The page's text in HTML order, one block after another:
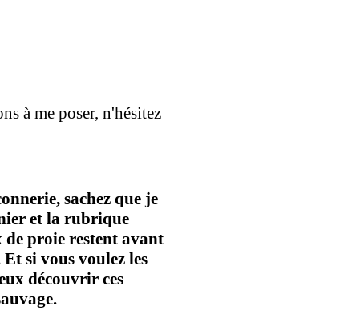
à me poser, n'hésitez
sachez que je
et la rubrique
proie restent avant
si vous voulez les
découvrir ces